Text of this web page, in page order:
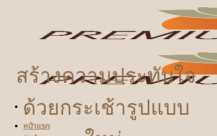
หน้าแรก
สร้างความประทับใจ
ด้วยกระเช้ารูปแบบ